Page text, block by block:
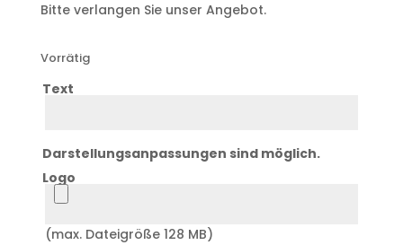
Bitte verlangen Sie unser Angebot.
Vorrätig
Text
Darstellungsanpassungen sind möglich.
Logo
Logo
(max. Dateigröße 128 MB)